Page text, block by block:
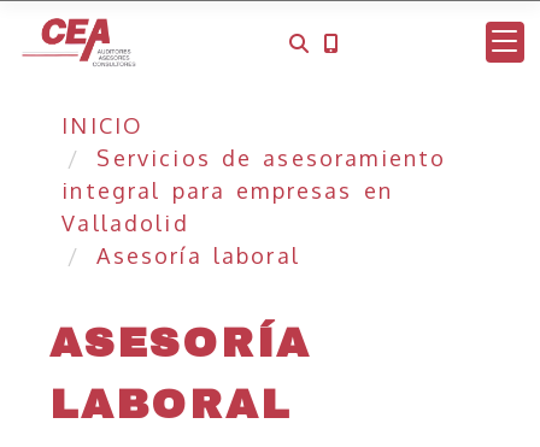
INICIO
Servicios de asesoramiento
integral para empresas en
Valladolid
Asesoría laboral
ASESORÍA
LABORAL